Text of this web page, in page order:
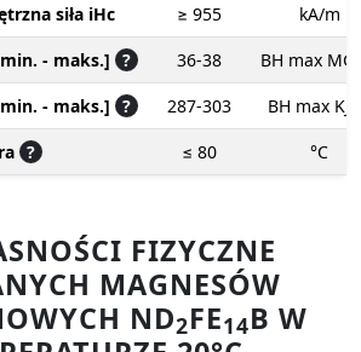
siła iHc
≥ 955
kA/m
- maks.] ? 36-38
BH max
- maks.] ? 287-303
BH max
? ≤ 80 °C
FIZYCZNE
MAGNESÓW
ND2FE14B W